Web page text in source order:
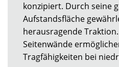
konzipiert. Durch seine
Aufstandsfläche
herausragende
Seitenwände
Tragfähigkeiten bei